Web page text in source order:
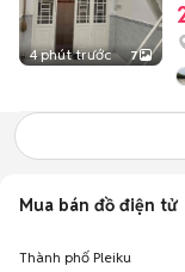
4 phút trước 7
Mua bán đồ điện tử
Thành phố Pleiku